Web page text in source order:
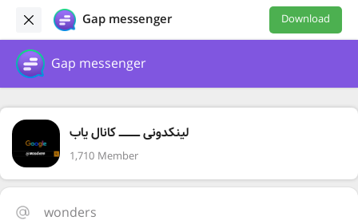
Gap messenger Download
Gap messenger
لینکدونی ـــــــــــــ کانال یاب
1,710 Member
wonders